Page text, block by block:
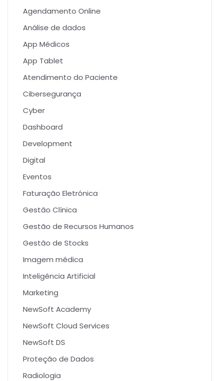
Agendamento Online
Análise de dados
App Médicos
App Tablet
Atendimento do Paciente
Cibersegurança
Cyber
Dashboard
Development
Digital
Eventos
Faturação Eletrónica
Gestão Clínica
Gestão de Recursos Humanos
Gestão de Stocks
Imagem médica
Inteligência Artificial
Marketing
NewSoft Academy
NewSoft Cloud Services
NewSoft DS
Proteção de Dados
Radiologia